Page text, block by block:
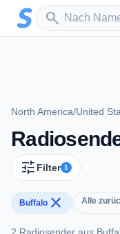
Zum Hauptinhalt springen
search
Sender suchen
North America/United
tune Filter 1
Buffalo close Alle